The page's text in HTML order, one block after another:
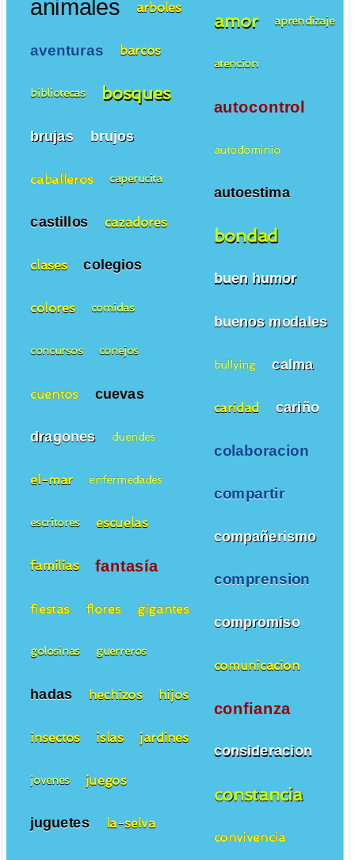
amor aprendizaje
atencion
autocontrol
autodominio
autoestima
bondad
buen humor
buenos modales
bullying calma
caridad cariño
colaboracion
compartir
compañerismo
comprension
compromiso
comunicacion
confianza
consideracion
constancia
convivencia
animales arboles
aventuras barcos
bibliotecas bosques
brujas brujos
caballeros caperucita
castillos cazadores
clases colegios
colores comidas
concursos conejos
cuentos cuevas
dragones duendes
el-mar enfermedades
escritores escuelas
familias fantasía
fiestas flores gigantes
golosinas guerreros
hadas hechizos hijos
insectos islas jardines
jovenes juegos
juguetes la-selva